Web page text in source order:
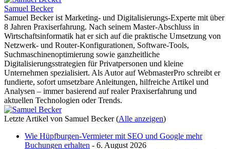
Samuel Becker
Samuel Becker ist Marketing- und Digitalisierungs-Experte mit über
8 Jahren Praxiserfahrung. Nach seinem Master-Abschluss in
Wirtschaftsinformatik hat er sich auf die praktische Umsetzung von
Netzwerk- und Router-Konfigurationen, Software-Tools,
Suchmaschinenoptimierung sowie ganzheitliche
Digitalisierungsstrategien für Privatpersonen und kleine
Unternehmen spezialisiert. Als Autor auf WebmasterPro schreibt er
fundierte, sofort umsetzbare Anleitungen, hilfreiche Artikel und
Analysen – immer basierend auf realer Praxiserfahrung und
aktuellen Technologien oder Trends.
Letzte Artikel von Samuel Becker(Alle anzeigen)
Wie Hüpfburgen-Vermieter mit SEO und Google mehr
Buchungen erhalten - 6. August 2026